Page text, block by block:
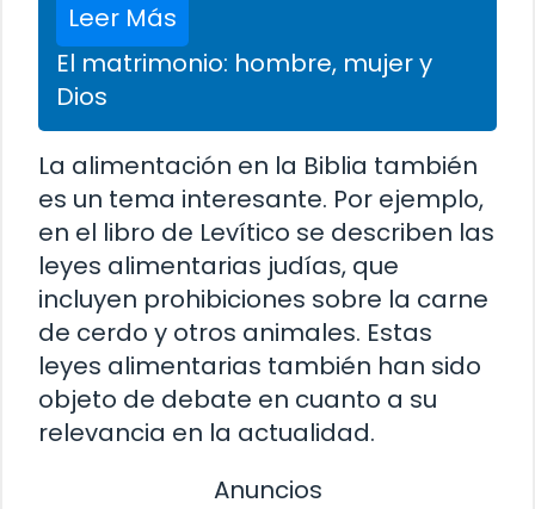
Leer Más
El matrimonio: hombre, mujer y
Dios
La alimentación en la Biblia también
es un tema interesante. Por ejemplo,
en el libro de Levítico se describen las
leyes alimentarias judías, que
incluyen prohibiciones sobre la carne
de cerdo y otros animales. Estas
leyes alimentarias también han sido
objeto de debate en cuanto a su
relevancia en la actualidad.
Anuncios